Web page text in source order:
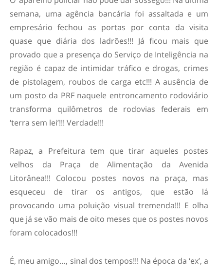
semana, uma agência bancária foi assaltada e um
empresário fechou as portas por conta da visita
quase que diária dos ladrões!!! Já ficou mais que
provado que a presença do Serviço de Inteligência na
região é capaz de intimidar tráfico e drogas, crimes
de pistolagem, roubos de carga etc!!! A ausência de
um posto da PRF naquele entroncamento rodoviário
transforma quilômetros de rodovias federais em
‘terra sem lei’!!! Verdade!!!
Rapaz, a Prefeitura tem que tirar aqueles postes
velhos da Praça de Alimentação da Avenida
Litorânea!!! Colocou postes novos na praça, mas
esqueceu de tirar os antigos, que estão lá
provocando uma poluição visual tremenda!!! E olha
que já se vão mais de oito meses que os postes novos
foram colocados!!!
É, meu amigo…, sinal dos tempos!!! Na época da ‘ex’, a